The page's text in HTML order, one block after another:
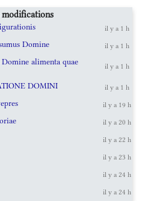
il y a 1 h
Domine il y a 1 h
Domine alimenta quae
il y a 1 h
DOMINI il y a 1 h
il y a 19 h
il y a 20 h
il y a 22 h
il y a 23 h
il y a 24 h
il y a 24 h